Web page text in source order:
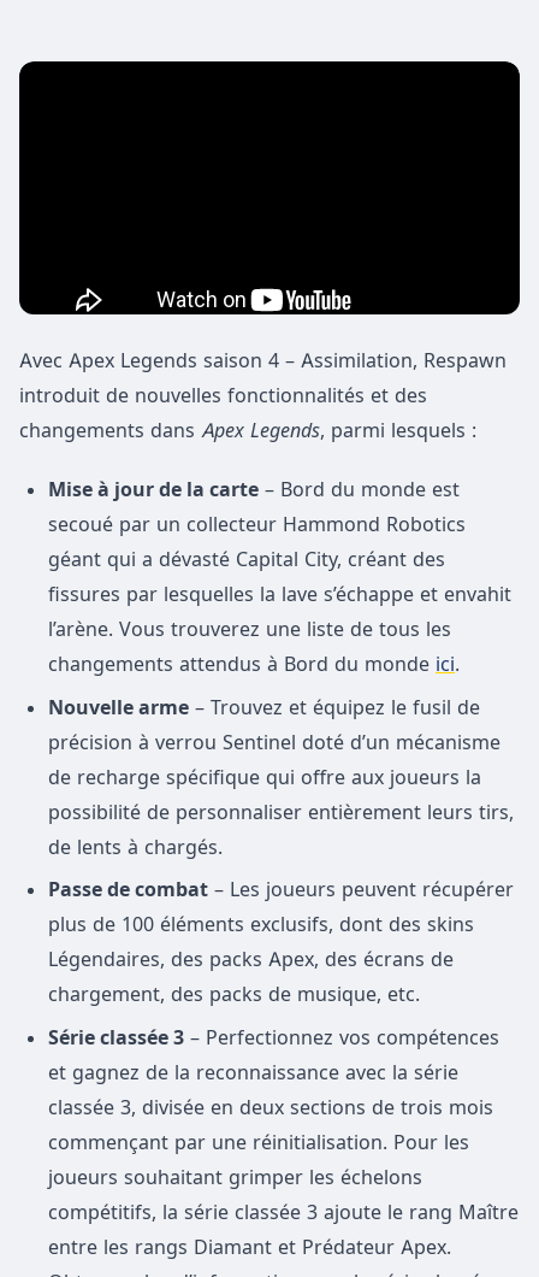
Avec Apex Legends saison 4 – Assimilation, Respawn
introduit de nouvelles fonctionnalités et des
changements dans Apex Legends, parmi lesquels :
Mise à jour de la carte – Bord du monde est
secoué par un collecteur Hammond Robotics
géant qui a dévasté Capital City, créant des
fissures par lesquelles la lave s’échappe et envahit
l’arène. Vous trouverez une liste de tous les
changements attendus à Bord du monde ici.
Nouvelle arme – Trouvez et équipez le fusil de
précision à verrou Sentinel doté d’un mécanisme
de recharge spécifique qui offre aux joueurs la
possibilité de personnaliser entièrement leurs tirs,
de lents à chargés.
Passe de combat – Les joueurs peuvent récupérer
plus de 100 éléments exclusifs, dont des skins
Légendaires, des packs Apex, des écrans de
chargement, des packs de musique, etc.
Série classée 3 – Perfectionnez vos compétences
et gagnez de la reconnaissance avec la série
classée 3, divisée en deux sections de trois mois
commençant par une réinitialisation. Pour les
joueurs souhaitant grimper les échelons
compétitifs, la série classée 3 ajoute le rang Maître
entre les rangs Diamant et Prédateur Apex.